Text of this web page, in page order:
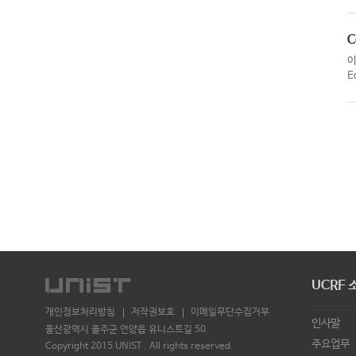
개인정보처리방침 저작권보호
이메일무단수집거부
울산광역시 울주군 언양읍 유니스트길 50
Copyright 2015 UNIST . All rights reserved
UCRF
인사말
주요업무